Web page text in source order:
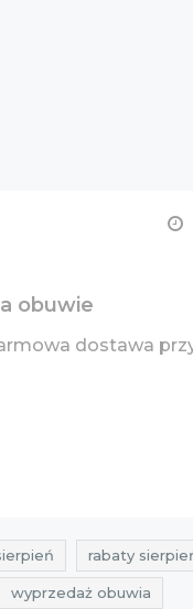
obuwie
dostawa
rabaty
wyprzedaż obuwia